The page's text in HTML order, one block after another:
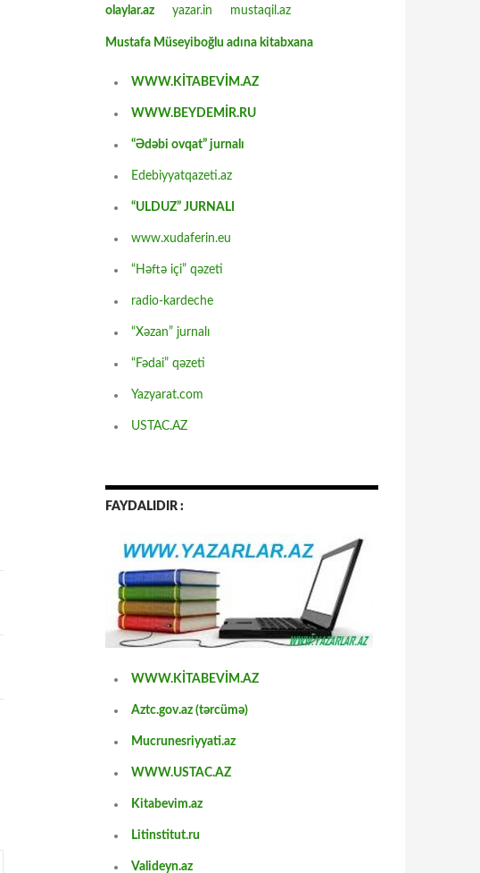
olaylar.az yazar.in mustaqil.az
Mustafa Müseyiboğlu adına kitabxana
WWW.KİTABEVİM.AZ
WWW.BEYDEMİR.RU
“Ədəbi ovqat” jurnalı
Edebiyyatqazeti.az
“ULDUZ” JURNALI
www.xudaferin.eu
“Həftə içi” qəzeti
radio-kardeche
“Xəzan” jurnalı
“Fədai” qəzeti
Yazyarat.com
USTAC.AZ
FAYDALIDIR :
WWW.KİTABEVİM.AZ
Aztc.gov.az (tərcümə)
Mucrunesriyyati.az
WWW.USTAC.AZ
Kitabevim.az
Litinstitut.ru
Valideyn.az